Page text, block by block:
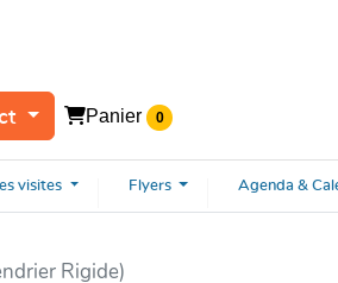
Panier 0
visites Flyers Agenda &
Rigide)